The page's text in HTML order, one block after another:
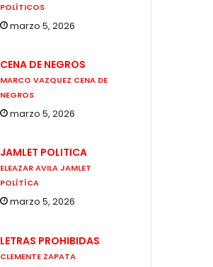
POLÍTICOS
marzo 5, 2026
CENA DE NEGROS
MARCO VAZQUEZ CENA DE
NEGROS
marzo 5, 2026
JAMLET POLITICA
ELEAZAR AVILA JAMLET
POLÍTÍCA
marzo 5, 2026
LETRAS PROHIBIDAS
CLEMENTE ZAPATA